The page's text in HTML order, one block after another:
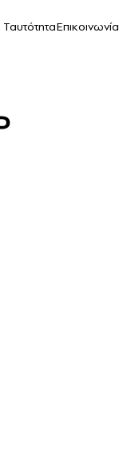
ΤαυτότηταΕπικοινωνία